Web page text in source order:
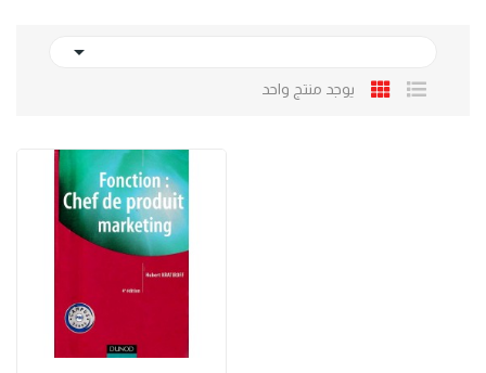

يوجد منتج واحد